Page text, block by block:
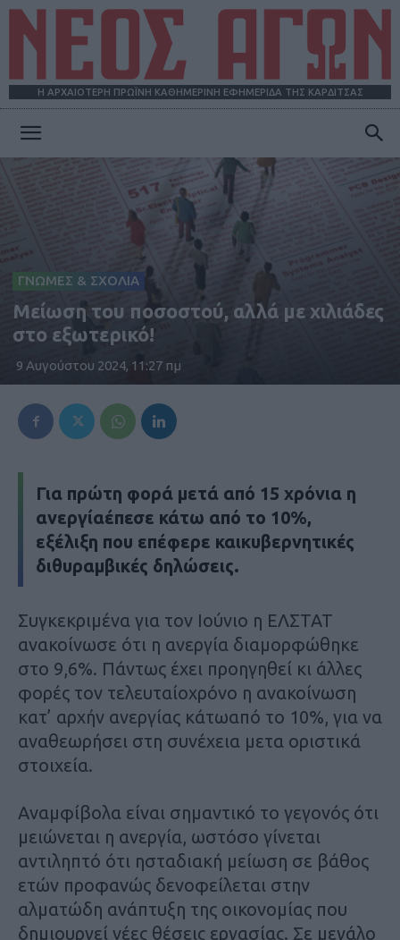
Η ΑΡΧΑΙΟΤΕΡΗ ΠΡΩΪΝΗ ΚΑΘΗΜΕΡΙΝΗ ΕΦΗΜΕΡΙΔΑ ΤΗΣ ΚΑΡΔΙΤΣΑΣ
ΑΓΩΝ
ΓΝΩΜΕΣ & ΣΧΟΛΙΑ
Μείωση του ποσοστού, αλλά με χιλιάδες
στο εξωτερικό!
9 Αυγούστου 2024, 11:27 πμ
Για πρώτη φορά μετά από 15 χρόνια η
ανεργίαέπεσε κάτω από το 10%,
εξέλιξη που επέφερε καικυβερνητικές
διθυραμβικές δηλώσεις.
Συγκεκριμένα για τον Ιούνιο η ΕΛΣΤΑΤ
ανακοίνωσε ότι η ανεργία διαμορφώθηκε
στο 9,6%. Πάντως έχει προηγηθεί κι άλλες
φορές τον τελευταίοχρόνο η ανακοίνωση
κατ’ αρχήν ανεργίας κάτωαπό το 10%, για να
αναθεωρήσει στη συνέχεια μετα οριστικά
στοιχεία.
Αναμφίβολα είναι σημαντικό το γεγονός ότι
μειώνεται η ανεργία, ωστόσο γίνεται
αντιληπτό ότι ησταδιακή μείωση σε βάθος
ετών προφανώς δενοφείλεται στην
αλματώδη ανάπτυξη της οικονομίας που
δημιουργεί νέες θέσεις εργασίας. Σε μεγάλο